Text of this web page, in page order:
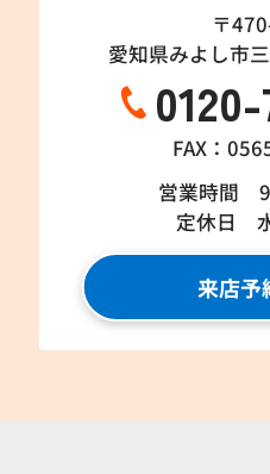
〒
愛知県みよし市
FAX：
営業時間
定休日
来店予